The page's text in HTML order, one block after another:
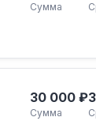
Сумма
30 000 ₽
Сумма